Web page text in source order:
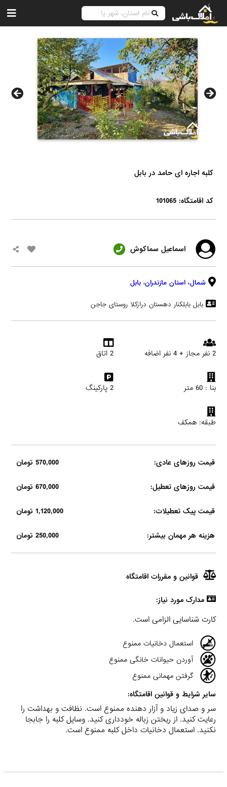
کلبه اجاره ای حامد در بابل
کد اقامتگاه: 101065
اسماعیل سماکوش
شمال، استان مازندران، بابل
بابل بابلکنار دهستان درازکلا روستای جاجن
2 نفر مجاز + 4 نفر اضافه 2 اتاق
بنا : 60 متر 2 پارکینگ
طبقه: همکف
قیمت روزهای عادی: 570,000 تومان
قیمت روزهای تعطیل: 670,000 تومان
قیمت پیک تعطیلات: 1,120,000 تومان
هزینه هر مهمان بیشتر: 250,000 تومان
قوانین و مقررات اقامتگاه
مدارک مورد نیاز:
کارت شناسایی الزامی است.
استعمال دخانیات ممنوع
آوردن حیوانات خانگی ممنوع
گرفتن مهمانی ممنوع
سایر شرایط و قوانین اقامتگاه:
سر و صدای زیاد و آزار دهنده ممنوع است. نظافت و بهداشت را
رعایت کنید. از ریختن زباله خودداری کنید. وسایل کلبه را جابجا
نکنید. استعمال دخانیات داخل کلبه ممنوع است.